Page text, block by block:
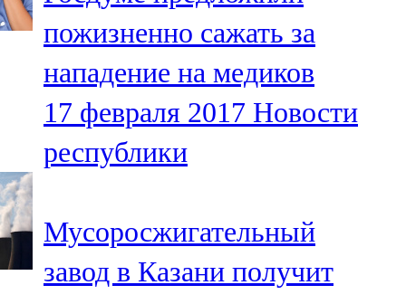
Яңа чишмә
107,0 FM
Яр Чаллы
105,5 FM
пожизненно сажать за
нападение на медиков
17 февраля 2017 Новости
республики
Мусоросжигательный
завод в Казани получит